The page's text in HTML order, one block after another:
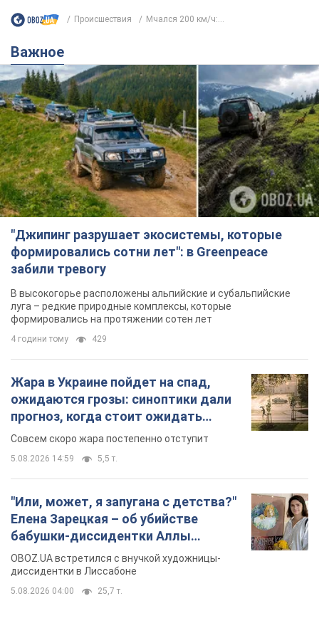
"Джипинг разрушает экосистемы, которые
формировались сотни лет": в Greenpeace
забили тревогу
В высокогорье расположены альпийские и субальпийские
луга – редкие природные комплексы, которые
формировались на протяжении сотен лет
4 години тому 429
Жара в Украине пойдет на спад,
ожидаются грозы: синоптики дали
прогноз, когда стоит ожидать
изменения погоды
Совсем скоро жара постепенно отступит
5.08.2026 14:59 5,5 т.
"Или, может, я запугана с детства?"
Елена Зарецкая – об убийстве
бегстве в Португалию с пятью
детьми
диссидентки в Лиссабоне
5.08.2026 04:00 25,7 т.